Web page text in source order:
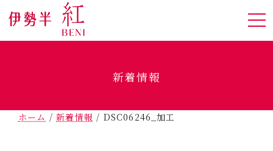
新着情報
ホーム /新着情報 / DSC06246_加工